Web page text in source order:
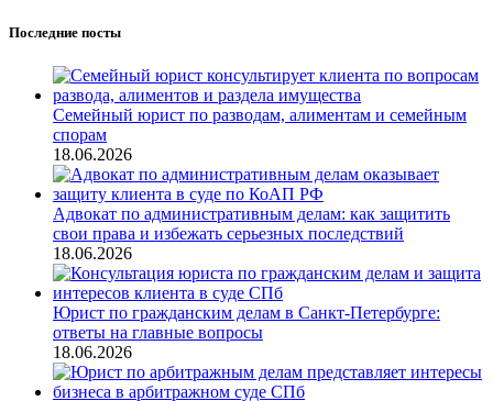
Последние посты
Семейный юрист по разводам, алиментам и семейным
спорам
18.06.2026
Адвокат по административным делам: как защитить
свои права и избежать серьезных последствий
18.06.2026
Юрист по гражданским делам в Санкт-Петербурге:
ответы на главные вопросы
18.06.2026